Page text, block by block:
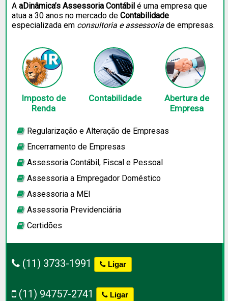
AaDinâmica’s Assessoria Contábil é uma empresa que
atua a 30 anos no mercado deContabilidade
especializada em consultoria e assessoria de empresas.
Imposto de
Renda
Contabilidade
Abertura de
Empresa
Regularização e Alteração de Empresas
Encerramento de Empresas
Assessoria Contábil, Fiscal e Pessoal
Assessoria a Empregador Doméstico
Assessoria a MEI
Assessoria Previdenciária
Certidões
(11) 3733-1991 Ligar
(11) 94757-2741 Ligar